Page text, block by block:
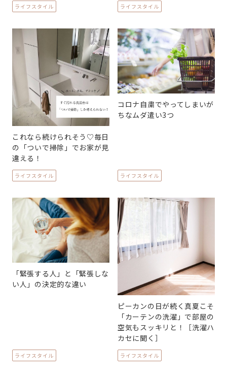
ライフスタイル ライフスタイル
これなら続けられそう♡毎日
の「ついで掃除」でお家が見
違える！
ライフスタイル
コロナ自粛でやってしまいが
ちなムダ遣い3つ
ライフスタイル
「緊張する人」と「緊張しな
い人」の決定的な違い
ライフスタイル
ピーカンの日が続く真夏こそ
「カーテンの洗濯」で部屋の
空気もスッキリと！［洗濯ハ
カセに聞く］
ライフスタイル